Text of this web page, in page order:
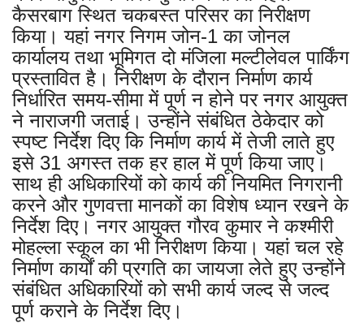
कैसरबाग स्थित चकबस्त परिसर का निरीक्षण
किया। यहां नगर निगम जोन-1 का जोनल
कार्यालय तथा भूमिगत दो मंजिला मल्टीलेवल पार्किंग
प्रस्तावित है। निरीक्षण के दौरान निर्माण कार्य
निर्धारित समय-सीमा में पूर्ण न होने पर नगर आयुक्त
ने नाराजगी जताई। उन्होंने संबंधित ठेकेदार को
स्पष्ट निर्देश दिए कि निर्माण कार्य में तेजी लाते हुए
इसे 31 अगस्त तक हर हाल में पूर्ण किया जाए।
साथ ही अधिकारियों को कार्य की नियमित निगरानी
करने और गुणवत्ता मानकों का विशेष ध्यान रखने के
निर्देश दिए। नगर आयुक्त गौरव कुमार ने कश्मीरी
मोहल्ला स्कूल का भी निरीक्षण किया। यहां चल रहे
निर्माण कार्यों की प्रगति का जायजा लेते हुए उन्होंने
संबंधित अधिकारियों को सभी कार्य जल्द से जल्द
पूर्ण कराने के निर्देश दिए।